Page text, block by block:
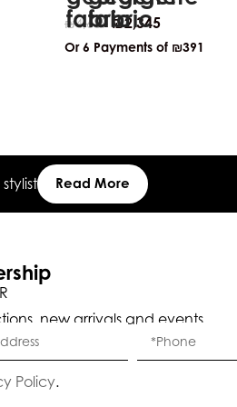
₪4,689 ₪2,345
Or 6 Payments of ₪391
Read More
new arrivals and events.
Policy.
Eleganza Israel